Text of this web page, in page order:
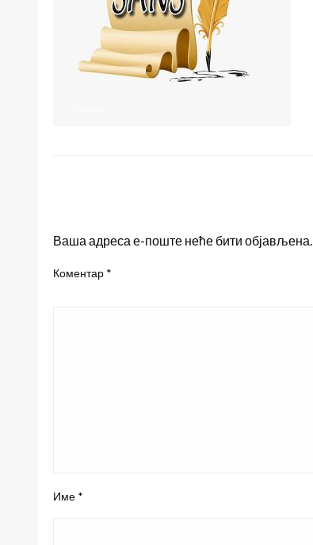
Ваша адреса е-поште неће бити објављена.
Коментар *
Име *